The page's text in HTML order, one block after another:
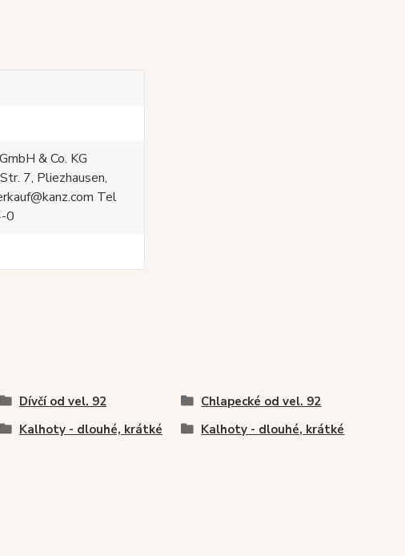
& Co. KG
7, Pliezhausen,
Tel
0
Dívčí od vel. 92
Chlapecké od vel. 92
Kalhoty - dlouhé, krátké Kalhoty - dlouhé, krátké